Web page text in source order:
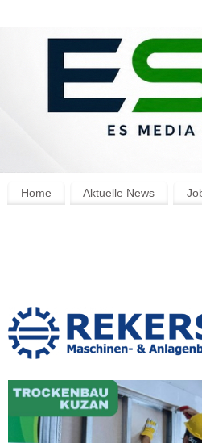
Home Aktuelle News